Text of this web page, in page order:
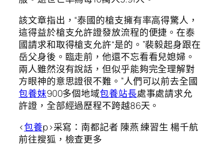
該文章指出，“泰國的槍支擁有率高得驚人，
這得益於槍支允許證發放流程的便捷。在泰
國請求和取得槍支允許“是的。”裴毅起身跟在
岳父身後。臨走前，他還不忘看看兒媳婦。
兩人雖然沒有說話，但似乎能夠完全理解對
方眼神的意思證很不難。”人們可以前去全國
包養妹900多個地域包養站長處事處請求允
許證，全部經過歷程不跨越86天。
<包養p>采寫：南都記者 陳燕 練習生 楊千航
前往搜狐，檢查更多